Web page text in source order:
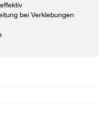
bei Verklebungen